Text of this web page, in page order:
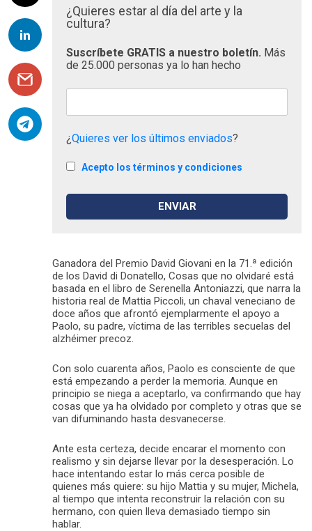
¿Quieres estar al día del arte y la
cultura?
Suscríbete GRATIS a nuestro boletín. Más
de 25.000 personas ya lo han hecho
¿Quieres ver los últimos enviados?
Acepto los términos y condiciones
Ganadora del Premio David Giovani en la 71.ª edición
de los David di Donatello, Cosas que no olvidaré está
basada en el libro de Serenella Antoniazzi, que narra la
historia real de Mattia Piccoli, un chaval veneciano de
doce años que afrontó ejemplarmente el apoyo a
Paolo, su padre, víctima de las terribles secuelas del
alzhéimer precoz.
Con solo cuarenta años, Paolo es consciente de que
está empezando a perder la memoria. Aunque en
principio se niega a aceptarlo, va confirmando que hay
cosas que ya ha olvidado por completo y otras que se
van difuminando hasta desvanecerse.
Ante esta certeza, decide encarar el momento con
realismo y sin dejarse llevar por la desesperación. Lo
hace intentando estar lo más cerca posible de
quienes más quiere: su hijo Mattia y su mujer, Michela,
al tiempo que intenta reconstruir la relación con su
hermano, con quien lleva demasiado tiempo sin
hablar.